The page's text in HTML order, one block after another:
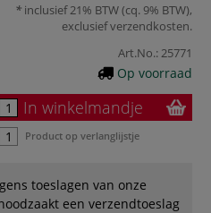
inclusief 21% BTW (cq. 9% BTW),
exclusiefverzendkosten.
Art.No.:25771
Op voorraad
In winkelmandje
Product op verlanglijstje
toeslagen van onze
een verzendtoeslag